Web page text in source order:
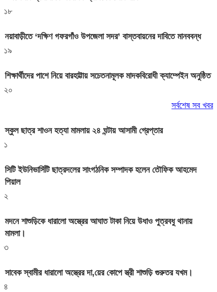
১৮
নয়াবাড়ীতে ‘দক্ষিণ গফরগাঁও উপজেলা সদর’ বাস্তবায়নের দাবিতে মানববন্ধ
১৯
শিক্ষার্থীদের পাশে নিয়ে বারহাট্টায় সচেতনামূলক মাদকবিরোধী ক্যাম্পেইন অনুষ্ঠিত
২০
সর্বশেষ সব খবর
স্কুল ছাত্র শাওন হত্যা মামলায় ২৪ ঘন্টায় আসামী গ্রেপ্তার
১
সিটি ইউনিভার্সিটি ছাত্রদলের সাংগঠনিক সম্পাদক হলেন তৌফিক আহমেদ
পিয়াল
২
মদনে শাশুড়িকে ধারালো অস্ত্রের আঘাত টাকা নিয়ে উধাও পুত্রবধু থানায়
মামলা।
৩
সাবেক স্বামীর ধারালো অস্ত্রের দা,য়ের কোপে স্ত্রী শাশুড়ি গুরুতর যখম।
৪